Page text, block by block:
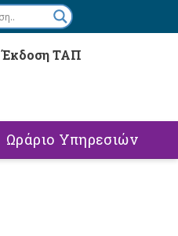
Έκδοση ΤΑΠ
Ωράριο Υπηρεσιών